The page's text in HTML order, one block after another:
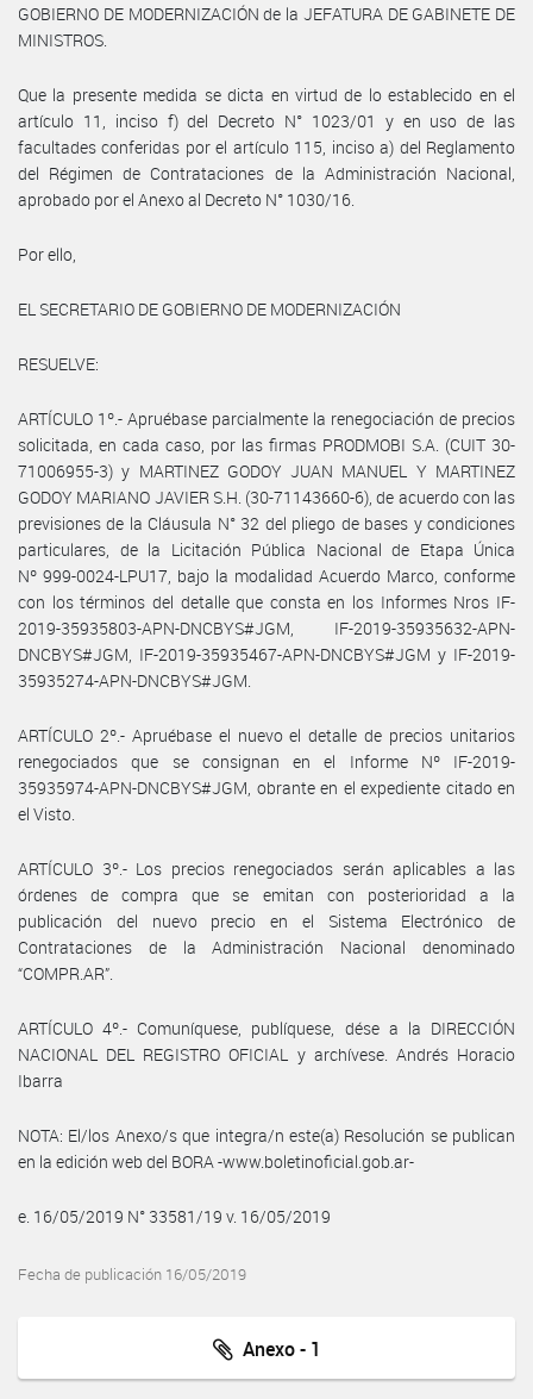
GOBIERNO DE MODERNIZACIÓN de la JEFATURA DE GABINETE DE
MINISTROS.
Que la presente medida se dicta en virtud de lo establecido en el
artículo 11, inciso f) del Decreto N° 1023/01 y en uso de las
facultades conferidas por el artículo 115, inciso a) del Reglamento
del Régimen de Contrataciones de la Administración Nacional,
aprobado por el Anexo al Decreto N° 1030/16.
Por ello,
EL SECRETARIO DE GOBIERNO DE MODERNIZACIÓN
RESUELVE:
ARTÍCULO 1º.- Apruébase parcialmente la renegociación de precios
solicitada, en cada caso, por las firmas PRODMOBI S.A. (CUIT 30-
71006955-3) y MARTINEZ GODOY JUAN MANUEL Y MARTINEZ
GODOY MARIANO JAVIER S.H. (30-71143660-6), de acuerdo con las
previsiones de la Cláusula N° 32 del pliego de bases y condiciones
particulares, de la Licitación Pública Nacional de Etapa Única
Nº 999-0024-LPU17, bajo la modalidad Acuerdo Marco, conforme
con los términos del detalle que consta en los Informes Nros IF-
2019-35935803-APN-DNCBYS#JGM, IF-2019-35935632-APN-
DNCBYS#JGM, IF-2019-35935467-APN-DNCBYS#JGM y IF-2019-
35935274-APN-DNCBYS#JGM.
ARTÍCULO 2º.- Apruébase el nuevo el detalle de precios unitarios
renegociados que se consignan en el Informe Nº IF-2019-
35935974-APN-DNCBYS#JGM, obrante en el expediente citado en
el Visto.
ARTÍCULO 3º.- Los precios renegociados serán aplicables a las
órdenes de compra que se emitan con posterioridad a la
publicación del nuevo precio en el Sistema Electrónico de
Contrataciones de la Administración Nacional denominado
“COMPR.AR”.
ARTÍCULO 4º.- Comuníquese, publíquese, dése a la DIRECCIÓN
NACIONAL DEL REGISTRO OFICIAL y archívese. Andrés Horacio
Ibarra
NOTA: El/los Anexo/s que integra/n este(a) Resolución se publican
en la edición web del BORA -www.boletinoficial.gob.ar-
e. 16/05/2019 N° 33581/19 v. 16/05/2019
Fecha de publicación 16/05/2019
Anexo - 1